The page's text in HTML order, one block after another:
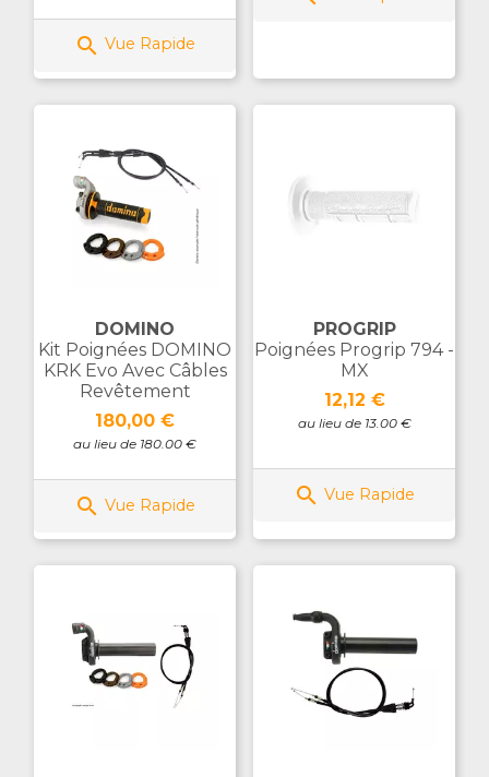
 Vue Rapide
DOMINO
Kit Poignées DOMINO
KRK Evo Avec Câbles
Revêtement
Prix
180,00 €
au lieu de 180.00 €
 Vue Rapide
PROGRIP
Poignées Progrip 794 -
MX
Prix
12,12 €
au lieu de 13.00 €
 Vue Rapide